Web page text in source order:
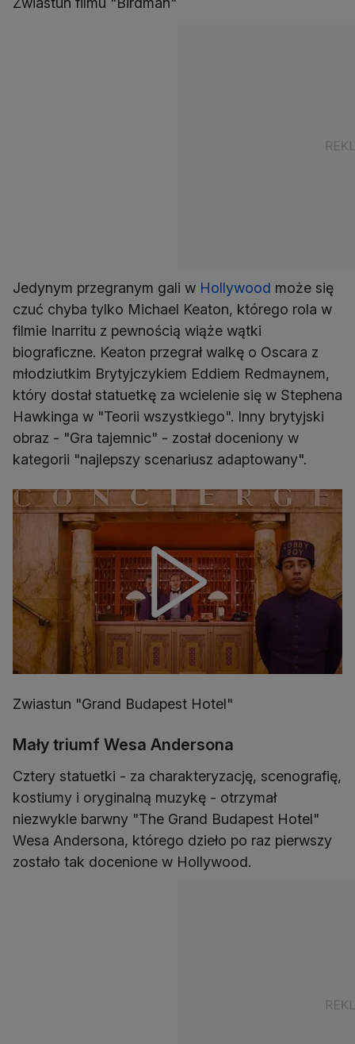
Jedynym przegranym gali w Hollywood może się
czuć chyba tylko Michael Keaton, którego rola w
filmie Inarritu z pewnością wiąże wątki
biograficzne. Keaton przegrał walkę o Oscara z
młodziutkim Brytyjczykiem Eddiem Redmaynem,
który dostał statuetkę za wcielenie się w Stephena
Hawkinga w "Teorii wszystkiego". Inny brytyjski
obraz - "Gra tajemnic" - został doceniony w
kategorii "najlepszy scenariusz adaptowany".
Zwiastun "Grand Budapest Hotel"
Mały triumf Wesa Andersona
Cztery statuetki - za charakteryzację, scenografię,
kostiumy i oryginalną muzykę - otrzymał
niezwykle barwny "The Grand Budapest Hotel"
Wesa Andersona, którego dzieło po raz pierwszy
zostało tak docenione w Hollywood.